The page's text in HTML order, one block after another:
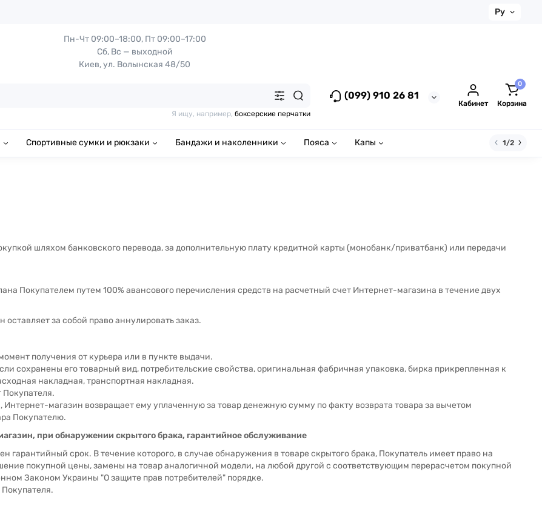
Ру
Пн-Чт 09:00–18:00, Пт 09:00–17:00
Сб, Вс — выходной
Киев, ул. Волынская 48/50
(099) 910 26 81
Я ищу, например, боксерские перчатки
Кабинет
0
Корзина
Спортивные сумки и рюкзаки Бандажи и наколенники Пояса Капы 1/2
шляхом банковского перевода, за дополнительную плату кредитной карты (монобанк/приватбанк) или передачи
Покупателем путем 100% авансового перечисления средств на расчетный счет Интернет-магазина в течение двух
за собой право аннулировать заказ.
получения от курьера или в пункте выдачи.
сохранены его товарный вид, потребительские свойства, оригинальная фабричная упаковка, бирка прикрепленная к
накладная, транспортная накладная.
Покупателя.
магазин возвращает ему уплаченную за товар денежную сумму по факту возврата товара за вычетом
Покупателю.
при обнаружении скрытого брака, гарантийное обслуживание
гарантийный срок. В течение которого, в случае обнаружения в товаре скрытого брака, Покупатель имеет право на
покупной цены, замены на товар аналогичной модели, на любой другой с соответствующим перерасчетом покупной
Законом Украины "О защите прав потребителей" порядке.